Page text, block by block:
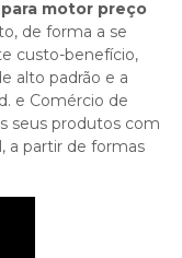
motor preço
de forma a se
custo-benefício,
alto padrão e a
e Comércio de
seus produtos com
a partir de formas